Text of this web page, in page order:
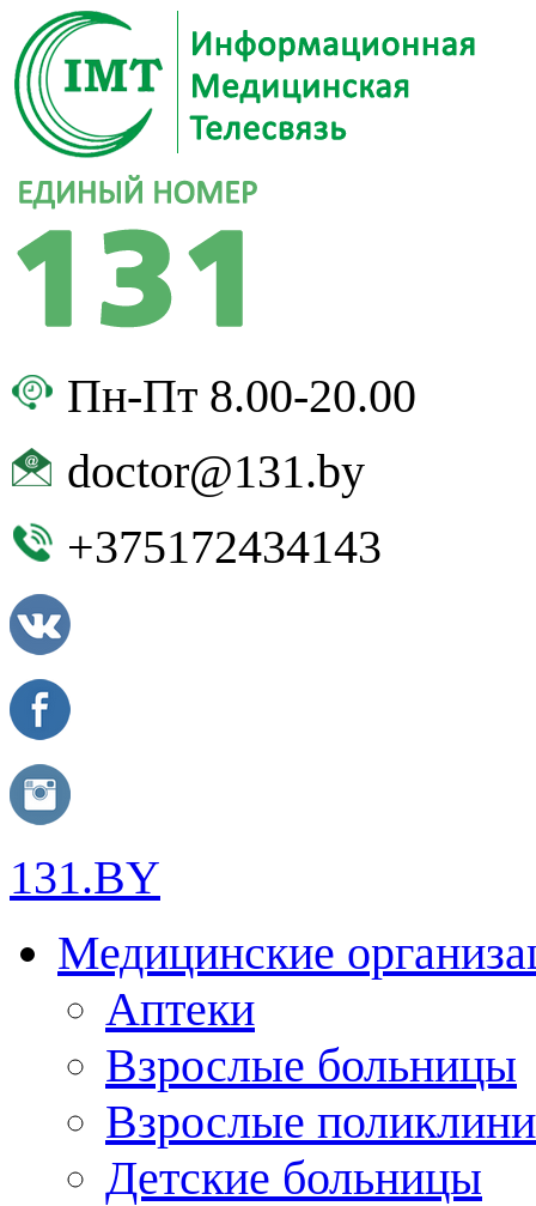
Пн-Пт 8.00-20.00
doctor@131.by
+375172434143
131.BY
Медицинские
Аптеки
Взрослые больницы
Взрослые
Детские больницы